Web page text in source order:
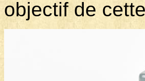
objectif de